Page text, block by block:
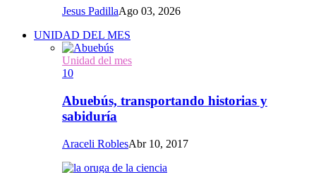
Jesus PadillaAgo 03, 2026
UNIDAD DEL MES
Unidad del mes
10
Abuebús, transportando historias y
sabiduría
Araceli RoblesAbr 10, 2017